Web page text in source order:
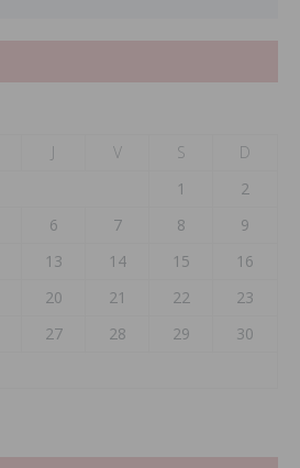
J V S
D
1
2
6 7 8
9
13 14 15
16
20 21 22
23
27 28 29
30